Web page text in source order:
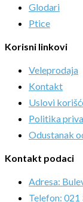
Glodari
Ptice
Korisni linkovi
Veleprodaja
Kontakt
Uslovi
Politika
Odustanak
Kontakt podaci
Adresa:
Telefon: